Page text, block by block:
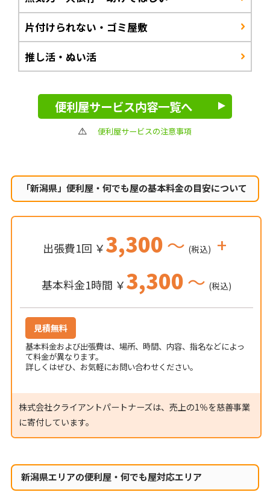
片付けられない・ゴミ屋敷
推し活・ぬい活
便利屋サービス内容一覧へ
便利屋サービスの注意事項
「新潟県」便利屋・何でも屋の基本料金の目安について
出張費1回 ￥3,300～ (税込) +
基本料金1時間 ￥3,300～ (税込)
見積無料
基本料金および出張費は、場所、時間、内容、指名などによっ
て料金が異なります。
詳しくはぜひ、お気軽にお問い合わせください。
株式会社クライアントパートナーズは、売上の1％を慈善事業
に寄付しています。
新潟県エリアの便利屋・何でも屋対応エリア